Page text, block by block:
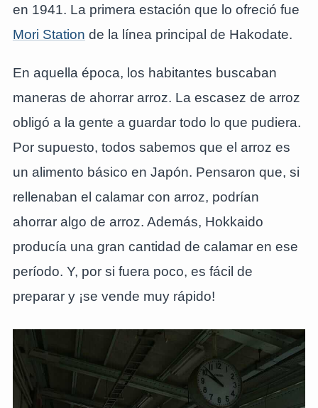
en 1941. La primera estación que lo ofreció fue
Mori Station de la línea principal de Hakodate.
En aquella época, los habitantes buscaban
maneras de ahorrar arroz. La escasez de arroz
obligó a la gente a guardar todo lo que pudiera.
Por supuesto, todos sabemos que el arroz es
un alimento básico en Japón. Pensaron que, si
rellenaban el calamar con arroz, podrían
ahorrar algo de arroz. Además, Hokkaido
producía una gran cantidad de calamar en ese
período. Y, por si fuera poco, es fácil de
preparar y ¡se vende muy rápido!